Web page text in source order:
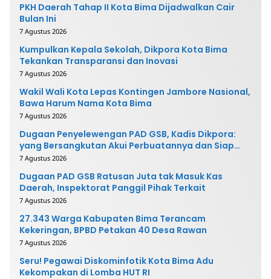
PKH Daerah Tahap II Kota Bima Dijadwalkan Cair
Bulan Ini
7 Agustus 2026
Kumpulkan Kepala Sekolah, Dikpora Kota Bima
Tekankan Transparansi dan Inovasi
7 Agustus 2026
Wakil Wali Kota Lepas Kontingen Jambore Nasional,
Bawa Harum Nama Kota Bima
7 Agustus 2026
Dugaan Penyelewengan PAD GSB, Kadis Dikpora:
yang Bersangkutan Akui Perbuatannya dan Siap
Mengembalikan Uang
7 Agustus 2026
Dugaan PAD GSB Ratusan Juta tak Masuk Kas
Daerah, Inspektorat Panggil Pihak Terkait
7 Agustus 2026
27.343 Warga Kabupaten Bima Terancam
Kekeringan, BPBD Petakan 40 Desa Rawan
7 Agustus 2026
Seru! Pegawai Diskominfotik Kota Bima Adu
Kekompakan di Lomba HUT RI